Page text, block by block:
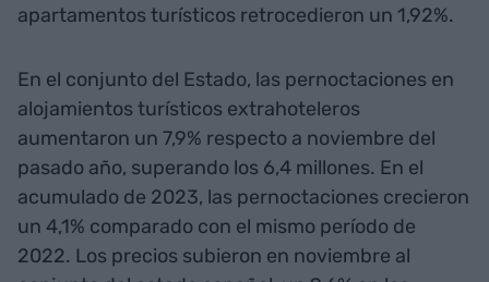
apartamentos turísticos retrocedieron un 1,92%.
En el conjunto del Estado, las pernoctaciones en
alojamientos turísticos extrahoteleros
aumentaron un 7,9% respecto a noviembre del
pasado año, superando los 6,4 millones. En el
acumulado de 2023, las pernoctaciones crecieron
un 4,1% comparado con el mismo período de
2022. Los precios subieron en noviembre al